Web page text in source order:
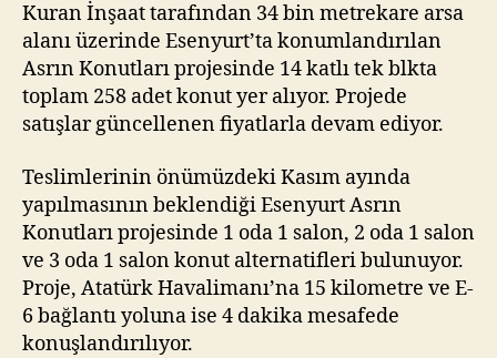
Kuran İnşaat tarafından 34 bin metrekare arsa
alanı üzerinde Esenyurt’ta konumlandırılan
Asrın Konutları projesinde 14 katlı tek blkta
toplam 258 adet konut yer alıyor. Projede
satışlar güncellenen fiyatlarla devam ediyor.
Teslimlerinin önümüzdeki Kasım ayında
yapılmasının beklendiği Esenyurt Asrın
Konutları projesinde 1 oda 1 salon, 2 oda 1 salon
ve 3 oda 1 salon konut alternatifleri bulunuyor.
Proje, Atatürk Havalimanı’na 15 kilometre ve E-
6 bağlantı yoluna ise 4 dakika mesafede
konuşlandırılıyor.